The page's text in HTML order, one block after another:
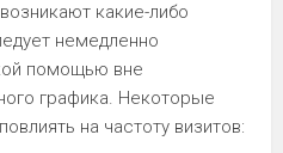
какие-либо
немедленно
помощью вне
графика. Некоторые
на частоту визитов: